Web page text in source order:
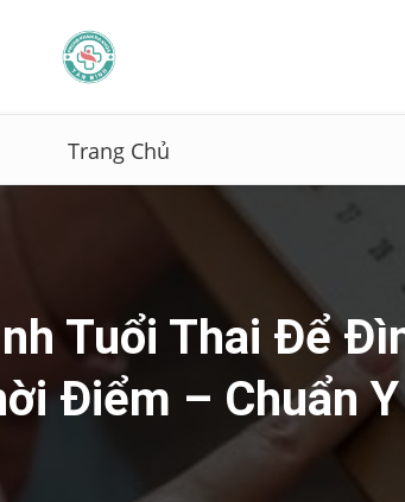
Trang Chủ
Tuổi Thai Để
Điểm – Chuẩn Y